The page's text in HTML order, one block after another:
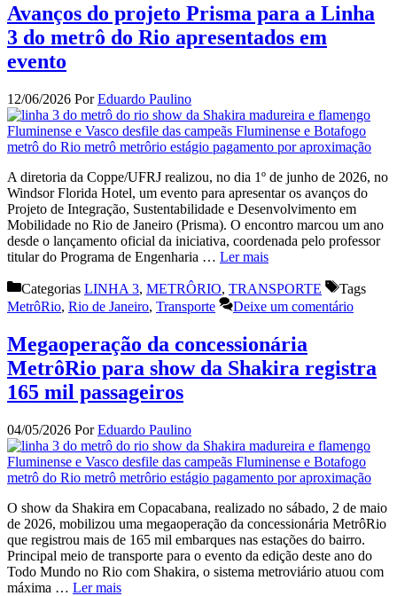
Avanços do projeto Prisma para a Linha
3 do metrô do Rio apresentados em
evento
12/06/2026 PorEduardo Paulino
A diretoria da Coppe/UFRJ realizou, no dia 1º de junho de 2026, no
Windsor Florida Hotel, um evento para apresentar os avanços do
Projeto de Integração, Sustentabilidade e Desenvolvimento em
Mobilidade no Rio de Janeiro (Prisma). O encontro marcou um ano
desde o lançamento oficial da iniciativa, coordenada pelo professor
titular do Programa de Engenharia … Ler mais
Categorias LINHA 3, METRÔRIO, TRANSPORTE
Tags
MetrôRio, Rio de Janeiro, Transporte Deixe um comentário
Megaoperação da concessionária
MetrôRio para show da Shakira registra
165 mil passageiros
04/05/2026 PorEduardo Paulino
O show da Shakira em Copacabana, realizado no sábado, 2 de maio
de 2026, mobilizou uma megaoperação da concessionária MetrôRio
que registrou mais de 165 mil embarques nas estações do bairro.
Principal meio de transporte para o evento da edição deste ano do
Todo Mundo no Rio com Shakira, o sistema metroviário atuou com
máxima … Ler mais